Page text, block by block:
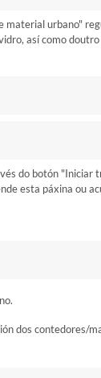
material urbano"
así como
do botón "Iniciar
esta páxina ou
dos contedores/